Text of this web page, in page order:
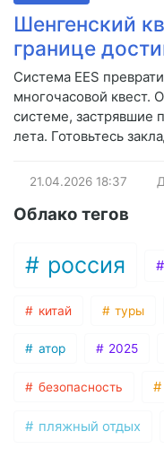
Шенгенский
границе
Система EES
многочасовой квест.
системе, застрявшие
лета. Готовьтесь
21.04.2026 18:37
Облако тегов
россия
китай туры
атор 2025
безопасность
пляжный отдых